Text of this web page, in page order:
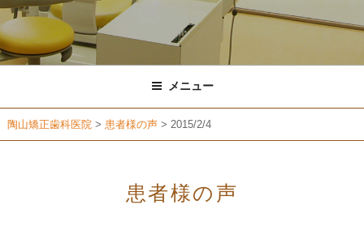
プ
メニュー
陶山矯正歯科医院 > 患者様の声 > 2015/2/4
患者様の声